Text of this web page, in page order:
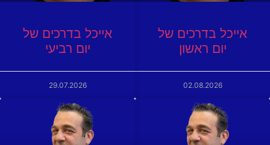
אייכל בדרכים של
יום ראשון
02.08.2026
אייכל בדרכים של
יום רביעי
29.07.2026